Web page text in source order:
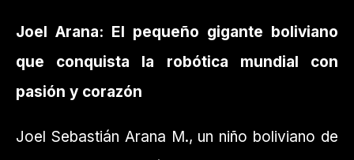
Joel Arana: El pequeño gigante boliviano
que conquista la robótica mundial con
pasión y corazón
Joel Sebastián Arana M., un niño boliviano de